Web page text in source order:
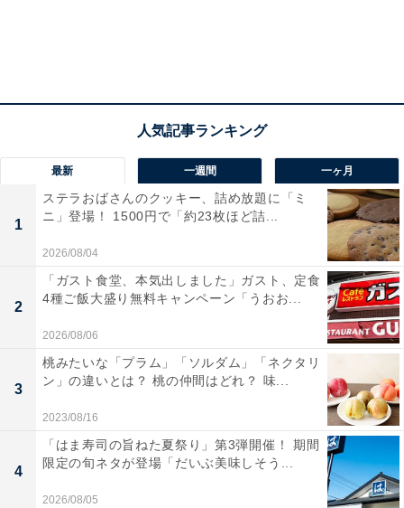
こちらはウナギの蒲焼きをだし巻き卵でくるんで焼き上
げる「う巻き」。ごはんのおかずやおつまみに、お弁当
すすめですよ。
う巻きの調理器具と材料
最新 一週間 一ヶ月
1
ステラおばさんのクッキー、詰め放題に「ミ
ニ」登場！ 1500円で「約23枚ほど詰...
2026/08/04
2
「ガスト食堂、本気出しました」ガスト、定食
4種ご飯大盛り無料キャンペーン「うおお...
2026/08/06
3
桃みたいな「プラム」「ソルダム」「ネクタリ
ン」の違いとは？ 桃の仲間はどれ？ 味...
2023/08/16
4
「はま寿司の旨ねた夏祭り」第3弾開催！ 期間
限定の旬ネタが登場「だいぶ美味しそう...
2026/08/05